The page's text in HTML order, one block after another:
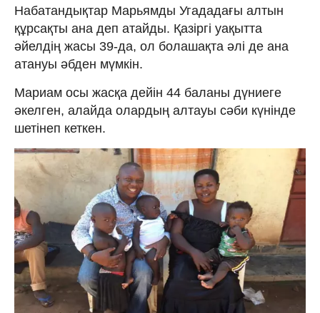
Набатандықтар Марьямды Угададағы алтын
құрсақты ана деп атайды. Қазіргі уақытта
әйелдің жасы 39-да, ол болашақта әлі де ана
атануы әбден мүмкін.
Мариам осы жасқа дейін 44 баланы дүниеге
әкелген, алайда олардың алтауы сәби күнінде
шетінеп кеткен.